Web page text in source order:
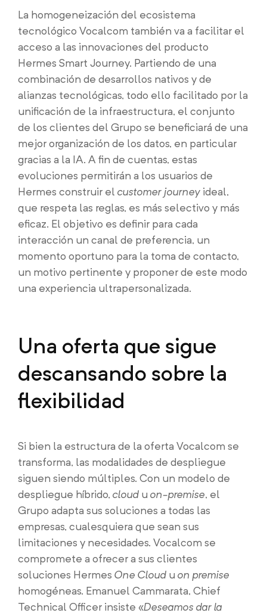
La homogeneización del ecosistema
tecnológico Vocalcom también va a facilitar el
acceso a las innovaciones del producto
Hermes Smart Journey. Partiendo de una
combinación de desarrollos nativos y de
alianzas tecnológicas, todo ello facilitado por la
unificación de la infraestructura, el conjunto
de los clientes del Grupo se beneficiará de una
mejor organización de los datos, en particular
gracias a la IA. A fin de cuentas, estas
evoluciones permitirán a los usuarios de
Hermes construir el customer journey ideal,
que respeta las reglas, es más selectivo y más
eficaz. El objetivo es definir para cada
interacción un canal de preferencia, un
momento oportuno para la toma de contacto,
un motivo pertinente y proponer de este modo
una experiencia ultrapersonalizada.
Una oferta que sigue
descansando sobre la
flexibilidad
Si bien la estructura de la oferta Vocalcom se
transforma, las modalidades de despliegue
siguen siendo múltiples. Con un modelo de
despliegue híbrido, cloud u on-premise, el
Grupo adapta sus soluciones a todas las
empresas, cualesquiera que sean sus
limitaciones y necesidades. Vocalcom se
compromete a ofrecer a sus clientes
soluciones Hermes One Cloud u on premise
homogéneas. Emanuel Cammarata, Chief
Technical Officer insiste «Deseamos dar la